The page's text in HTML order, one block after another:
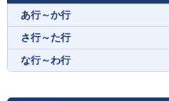
あ行～か行
さ行～た行
な行～わ行